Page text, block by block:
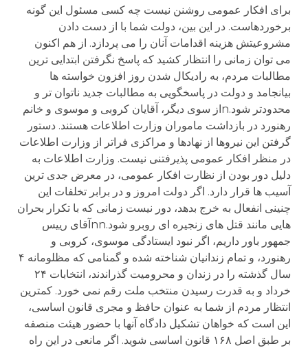
برای افکار عمومی روشنن نيست چه کسی مسئول اين گونه
برخوردهاست. در اين بين، دولت شما با از دست دادن
مشروعيتش هزينه اقدامات آنان را می پردازد. از هم اکنون
می توان زمانی را انتظار کشيد که پاسخ نگرفتن ابتدايی ترين
مطالبات مردم، به راديکال شدن روز افزون خواسته ها
بيانجامد و دولت در پاسخگويی به مطالبات جديد ناتوان تر و
محدودتر شود.nاز سوی ديگر، آقايان کروبی و موسوی و خانم
رهنورد در بازداشت ماموران وزارت اطلاعات هستند. دستور
گرفتن اين نيروها از نهادها و مراکزی فراتر از وزارت اطلاعات
در منظر افکار عمومی پذيرفتنی نيست. وزارت اطلاعات به
دليل دور بودن از نظارت افکار عمومی، در معرض جدی ترين
آسيب ها قرار دارد. اگر دولت امروز و در برابر تخلفات اين
چنينی انفعال به خرج بدهد، دور نيست زمانی که با تکرار بحران
هايی مانند قتل های زنجيره ای روبرو شود.nnآقای رييس
جمهور باور داريم، اگر نبود ايستادگی موسوی، کروبی و
رهنورد، و تمام زندانيان شناخته شده و گمنامی که مظلومانه ۴
سال گذشته را در زندان و محروميت گذراندند، انتخابات ۲۴
خرداد و به قدرت رسيدن منتخب ملت رقم نمی خورد. کمترين
انتظار مردم از شما به عنوان حافظ و مجری قانون اساسی،
اين است که خواهان تشکيل دادگاه آنها با حضور هيئت منصفه
بر طبق اصل ۱۶۸ قانون اساسی‌ شويد. اگر مانعی در اين راه